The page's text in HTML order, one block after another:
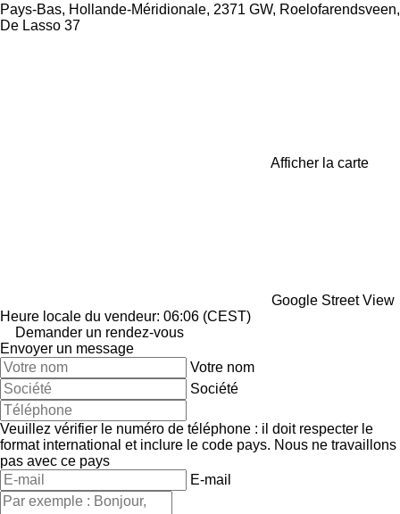
Pays-Bas, Hollande-Méridionale, 2371 GW, Roelofarendsveen,
De Lasso 37
Afficher la carte
Google Street View
Heure locale du vendeur: 06:06 (CEST)
Demander un rendez-vous
Envoyer un message
Votre nom
Société
Veuillez vérifier le numéro de téléphone : il doit respecter le
format international et inclure le code pays. Nous ne travaillons
pas avec ce pays
E-mail